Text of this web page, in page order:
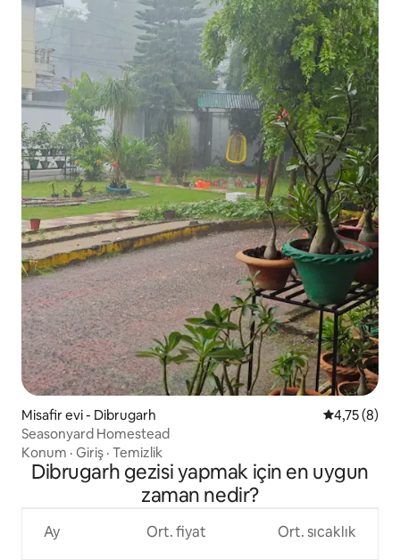
Misafir evi - Dibrugarh 5 üzerinden
4,75 (8)
Seasonyard Homestead
Konum · Giriş · Temizlik
Dibrugarh gezisi yapmak için en uygun
zaman nedir?
Ay Ort. fiyat Ort. sıcaklık